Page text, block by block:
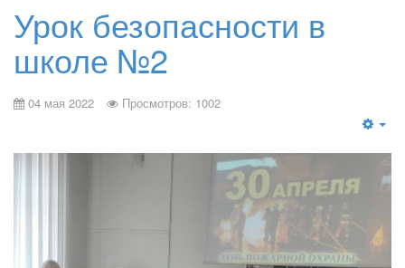
Урок безопасности в
школе №2
04 мая 2022 Просмотров: 1002